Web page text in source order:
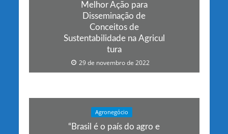
Melhor Ação para
Disseminação de
Conceitos de
Sustentabilidade na Agricul
tura
29 de novembro de 2022
Agronegócio
“Brasil é o país do agro e